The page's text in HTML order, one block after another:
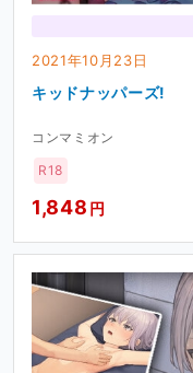
2021年10月23日
キッドナッパーズ!
コンマミオン
R18
1,848 円